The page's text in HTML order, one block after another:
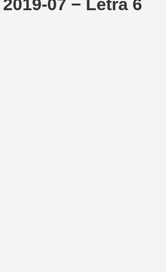
07 − Letra 6